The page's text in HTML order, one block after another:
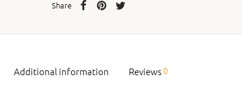
Share
Additional information Reviews0